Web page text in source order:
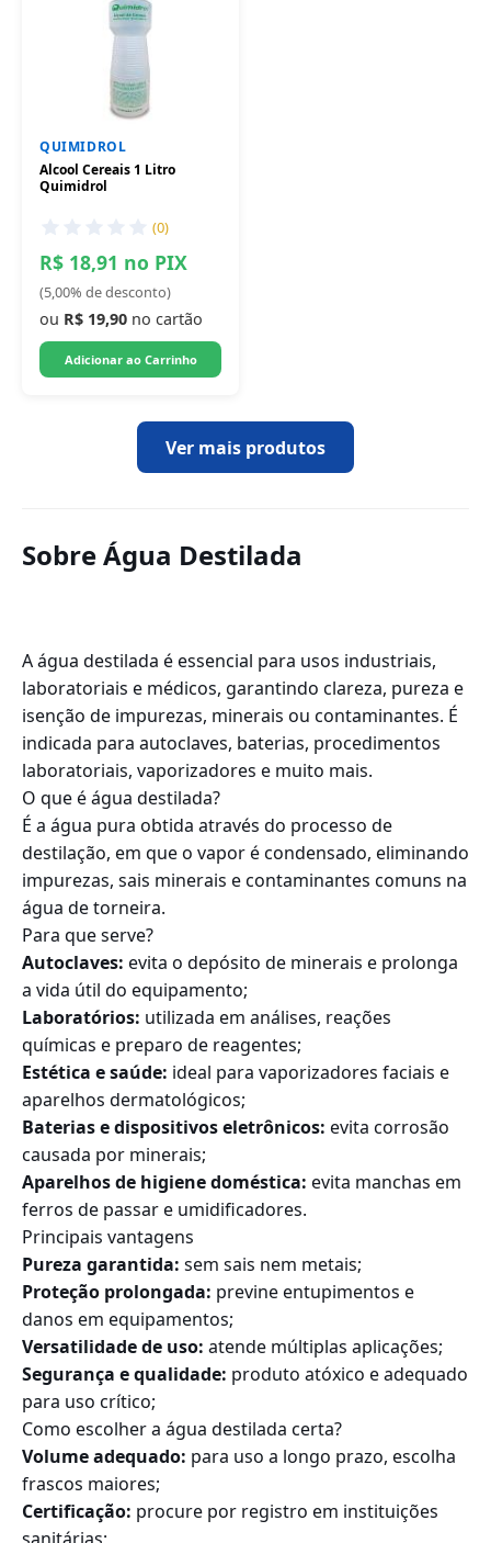
QUIMIDROL
Alcool Cereais 1 Litro
Quimidrol
(0)
R$ 18,91 no PIX
(5,00% de desconto)
ou R$ 19,90 no cartão
Adicionar ao Carrinho
Ver mais produtos
Sobre Água Destilada
A água destilada é essencial para usos industriais,
laboratoriais e médicos, garantindo clareza, pureza e
isenção de impurezas, minerais ou contaminantes. É
indicada para autoclaves, baterias, procedimentos
laboratoriais, vaporizadores e muito mais.
O que é água destilada?
É a água pura obtida através do processo de
destilação, em que o vapor é condensado, eliminando
impurezas, sais minerais e contaminantes comuns na
água de torneira.
Para que serve?
Autoclaves: evita o depósito de minerais e prolonga
a vida útil do equipamento;
Laboratórios: utilizada em análises, reações
químicas e preparo de reagentes;
Estética e saúde: ideal para vaporizadores faciais e
aparelhos dermatológicos;
Baterias e dispositivos eletrônicos: evita corrosão
causada por minerais;
Aparelhos de higiene doméstica: evita manchas em
ferros de passar e umidificadores.
Principais vantagens
Pureza garantida: sem sais nem metais;
Proteção prolongada: previne entupimentos e
danos em equipamentos;
Versatilidade de uso: atende múltiplas aplicações;
Segurança e qualidade: produto atóxico e adequado
para uso crítico;
Como escolher a água destilada certa?
Volume adequado: para uso a longo prazo, escolha
frascos maiores;
Certificação: procure por registro em instituições